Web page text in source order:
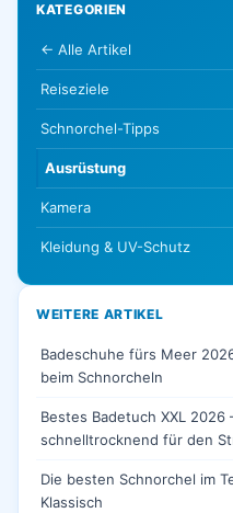
KATEGORIEN
← Alle Artikel
Reiseziele
Schnorchel-Tipps
Ausrüstung
Kamera
Kleidung & UV-Schutz
WEITERE ARTIKEL
Badeschuhe fürs Meer
beim Schnorcheln
Bestes Badetuch XXL 2026
schnelltrocknend für den
Die besten Schnorchel im
Klassisch